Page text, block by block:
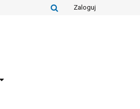
Zaloguj